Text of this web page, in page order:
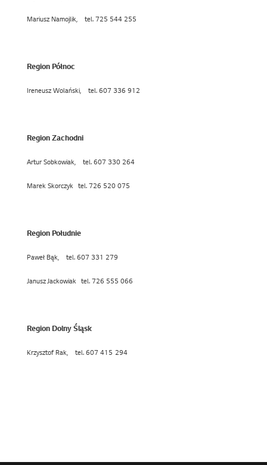
Mariusz Namojlik, tel. 725 544 255
Region Północ
Ireneusz Wolański, tel. 607 336 912
Region Zachodni
Artur Sobkowiak, tel. 607 330 264
Marek Skorczyk tel. 726 520 075
Region Południe
Paweł Bąk, tel. 607 331 279
Janusz Jackowiak tel. 726 555 066
Region Dolny Śląsk
Krzysztof Rak, tel. 607 415 294